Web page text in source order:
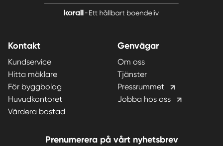
Kontakt
Kundservice
Hitta mäklare
För byggbolag
Huvudkontoret
Värdera bostad
Genvägar
Om oss
Tjänster
Pressrummet
Jobba hos oss
Prenumerera på vårt nyhetsbrev